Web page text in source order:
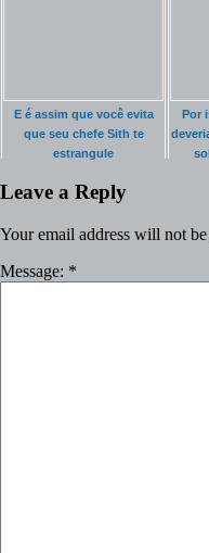
E é assim que você evita
que seu chefe Sith te
estrangule
Por
Leave a Reply
Your email address will not
Message: *